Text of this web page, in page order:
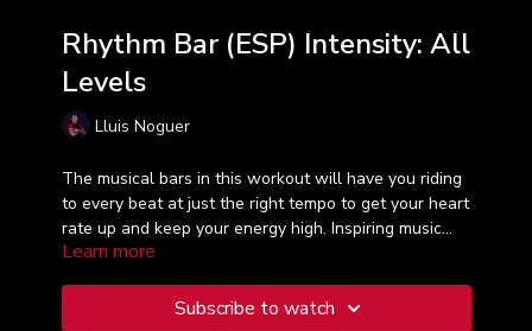
Rhythm Bar (ESP) Intensity: All
Levels
Lluis Noguer
The musical bars in this workout will have you riding
to every beat at just the right tempo to get your heart
rate up and keep your energy high. Inspiring music
and energetic cueing from Lluis makes time fly in this
Learn more
Subscribe to watch